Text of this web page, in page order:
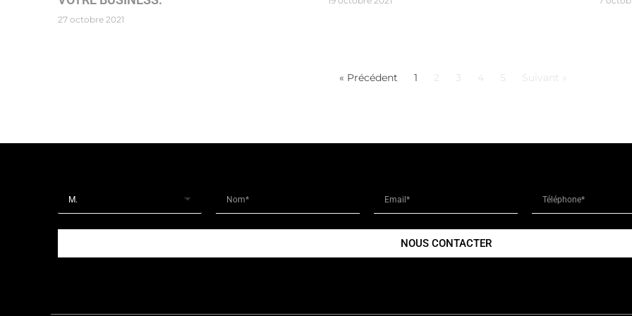
27 octobre 2021
« Précédent 1 2 3 4 5 Suivant »
NOUS CONTACTER